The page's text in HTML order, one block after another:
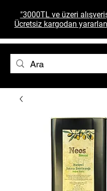
"3000TL ve üzeri
Ücretsiz kargodan